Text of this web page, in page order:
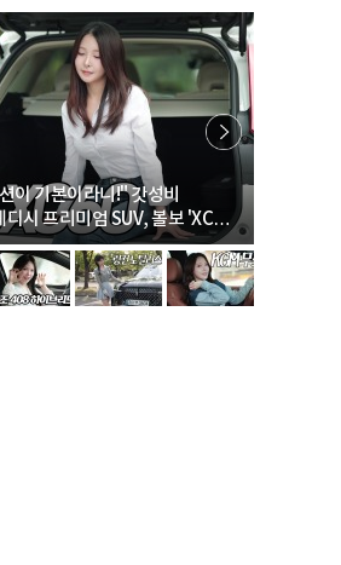
이 기본이라니!" 갓성비
시 프리미엄 SUV, 볼보 'XC60